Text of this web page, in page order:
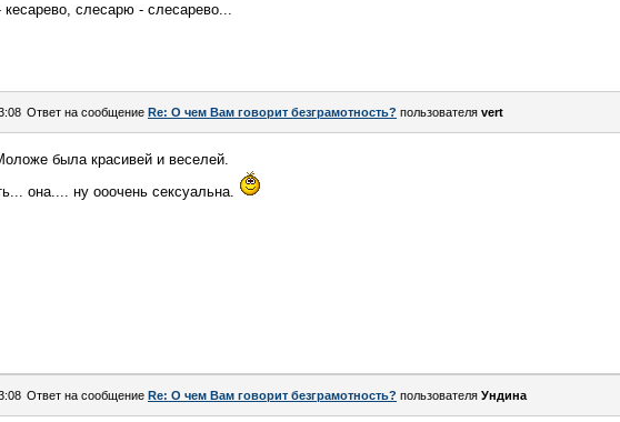
кесарево, слесарю - слесарево...
Ответ на сообщение Re: О чем Вам говорит безграмотность? пользователя vert
была красивей и веселей.
она.... ну ооочень сексуальна.
Ответ на сообщение Re: О чем Вам говорит безграмотность? пользователя Ундина